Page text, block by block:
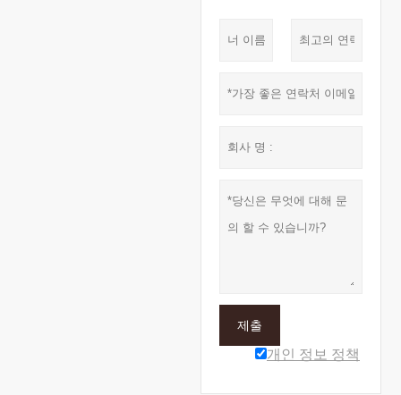
제출
개인 정보 정책